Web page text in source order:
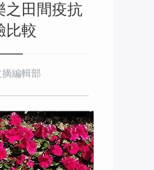
之田間疫抗
比較
編輯部